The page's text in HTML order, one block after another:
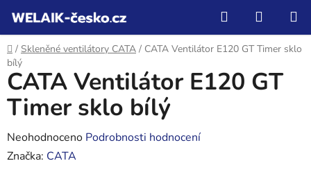
obsah
Hledat
KOŠÍK
Domů
/ Skleněné ventilátory CATA / CATA Ventilátor E120 GT Timer sklo
bílý
CATA Ventilátor E120 GT
Timer sklo bílý
Průměrné
hodnocení
Neohodnoceno Podrobnosti hodnocení
Značka: CATA